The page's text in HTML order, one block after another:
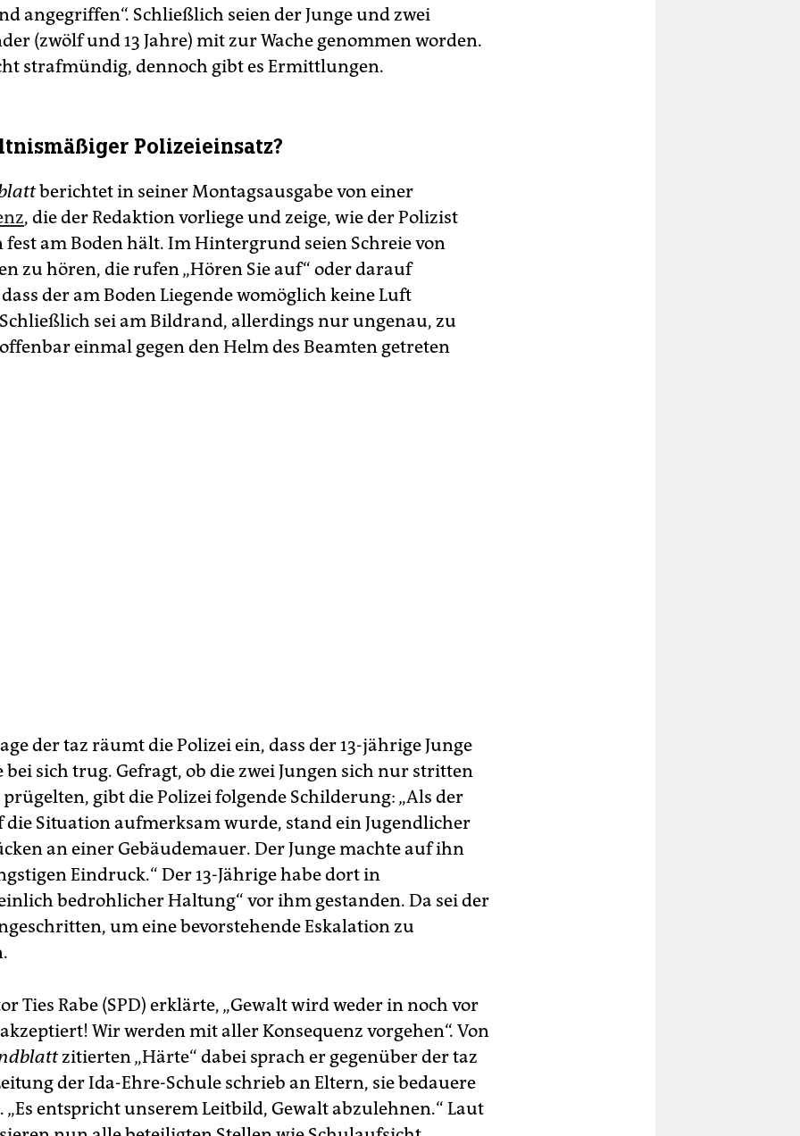
angegriffen“. Schließlich seien der Junge und zwei
(zwölf und 13 Jahre) mit zur Wache genommen worden.
strafmündig, dennoch gibt es Ermittlungen.
Polizeieinsatz?
berichtet in seiner Montagsausgabe von einer
, die der Redaktion vorliege und zeige, wie der Polizist
fest am Boden hält. Im Hintergrund seien Schreie von
zu hören, die rufen „Hören Sie auf“ oder darauf
der am Boden Liegende womöglich keine Luft
sei am Bildrand, allerdings nur ungenau, zu
einmal gegen den Helm des Beamten getreten
der taz räumt die Polizei ein, dass der 13-jährige Junge
bei sich trug. Gefragt, ob die zwei Jungen sich nur stritten
gibt die Polizei folgende Schilderung: „Als der
die Situation aufmerksam wurde, stand ein Jugendlicher
an einer Gebäudemauer. Der Junge machte auf ihn
Eindruck.“ Der 13-Jährige habe dort in
bedrohlicher Haltung“ vor ihm gestanden. Da sei der
um eine bevorstehende Eskalation zu
Ties Rabe (SPD) erklärte, „Gewalt wird weder in noch vor
Wir werden mit aller Konsequenz vorgehen“. Von
zitierten „Härte“ dabei sprach er gegenüber der taz
der Ida-Ehre-Schule schrieb an Eltern, sie bedauere
„Es entspricht unserem Leitbild, Gewalt abzulehnen.“ Laut